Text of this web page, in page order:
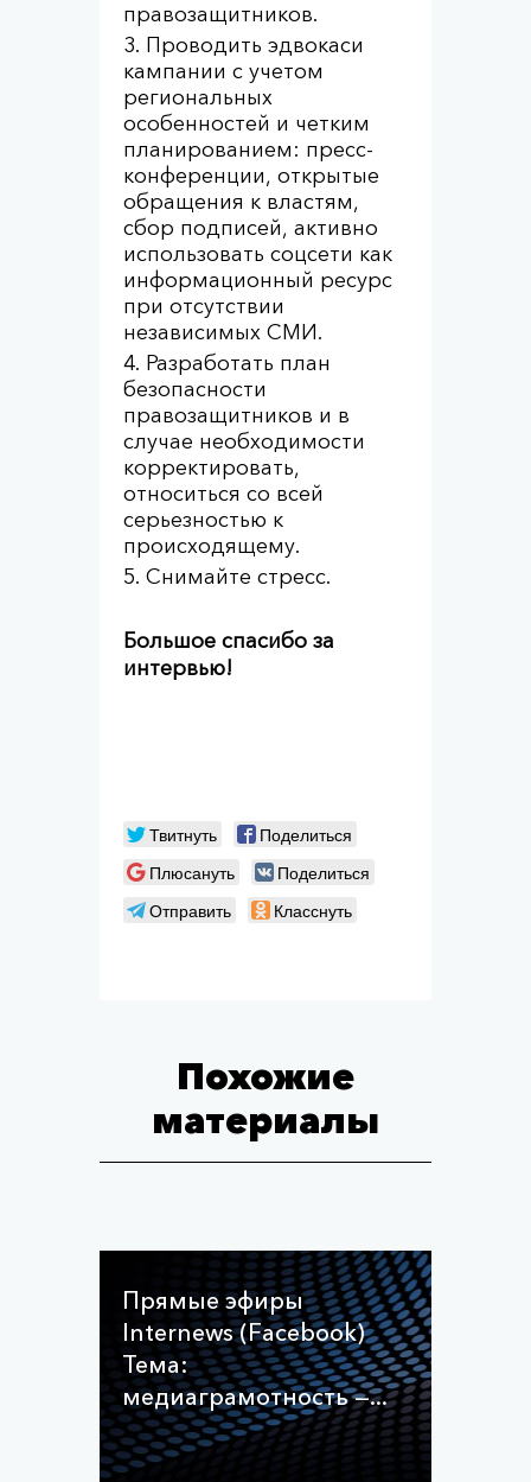
правозащитников.
Проводить эдвокаси
кампании с учетом
региональных
особенностей и четким
планированием: пресс-
конференции, открытые
обращения к властям,
сбор подписей, активно
использовать соцсети как
информационный ресурс
при отсутствии
независимых СМИ.
Разработать план
безопасности
правозащитников и в
случае необходимости
корректировать,
относиться со всей
серьезностью к
происходящему.
Снимайте стресс.
Большое спасибо за
интервью!
Твитнуть
Поделиться
Плюсануть
Поделиться
Отправить
Класснуть
Похожие
материалы
Прямые эфиры
Internews (Facebook)
Тема:
медиаграмотность —...